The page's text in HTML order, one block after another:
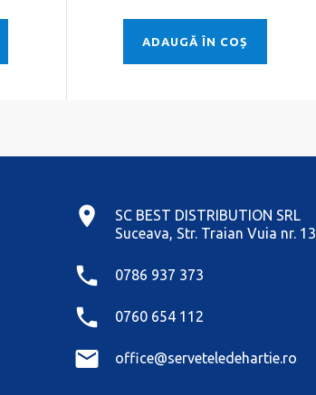
ADAUGĂ ÎN COȘ
SC BEST DISTRIBUTION SRL
Suceava, Str. Traian Vuia nr. 13
0786 937 373
0760 654 112
office@serveteledehartie.ro